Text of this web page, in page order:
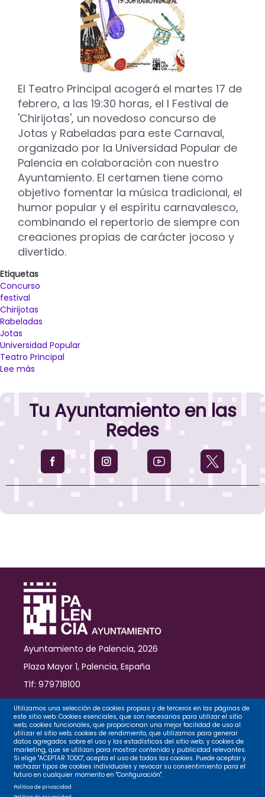
El Teatro Principal acogerá el martes 17 de
febrero, a las 19:30 horas, el I Festival de
'Chirijotas', un novedoso concurso de
Jotas y Rabeladas para este Carnaval,
organizado por la Universidad Popular de
Palencia en colaboración con nuestro
Ayuntamiento. El certamen tiene como
objetivo fomentar la música tradicional, el
humor popular y el espíritu carnavalesco,
combinando el repertorio de siempre con
creaciones propias de carácter jocoso y
divertido.
Etiquetas
Concurso
festival
Chirijotas
Rabeladas
Jotas
Universidad Popular
Teatro Principal
Lee más
Teatro
Principal
de
el
martes
de
Carnaval
I
Tu Ayuntamiento en las
Redes
Ayuntamiento de Palencia, 2026
Plaza Mayor 1, Palencia, España
Tlf: 979718100
Contacto
Legal
Privacidad
Utilizamos una selección de cookies propias y de terceros en las páginas de
este sitio web: Cookies esenciales, que son necesarias para utilizar el sitio
web; cookies funcionales, que proporcionan una mejor facilidad de uso al
utilizar el sitio web; cookies de rendimiento, que utilizamos para generar
datos agregados sobre el uso y las estadísticas del sitio web; y cookies de
marketing, que se utilizan para mostrar contenido y publicidad relevantes.
Si elige "ACEPTAR TODO", acepta el uso de todas las cookies. Puede aceptar y
rechazar tipos de cookies individuales y revocar su consentimiento para el
futuro en cualquier momento en "Configuración".
Política de privacidad